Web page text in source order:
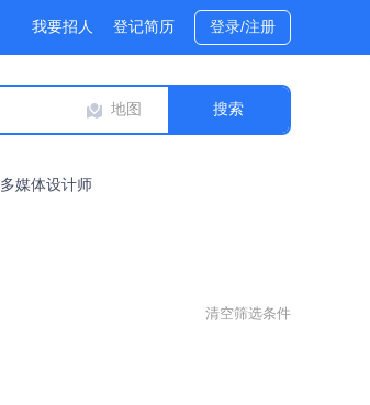
我要招人 登记简历 登录/注册
地图
多媒体设计师
清空筛选条件